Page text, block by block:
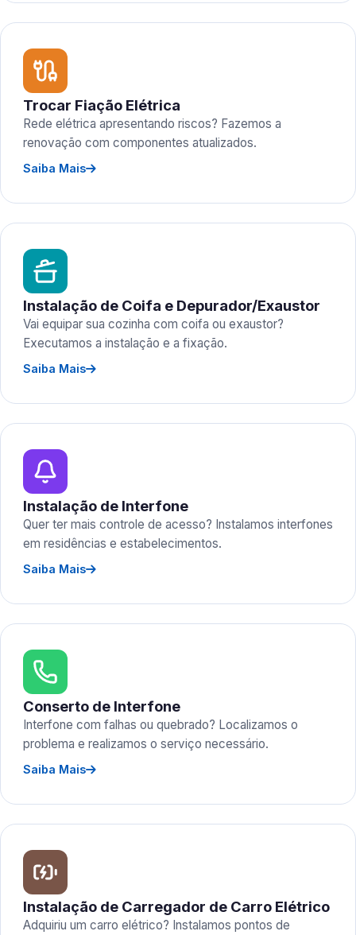
Trocar Fiação Elétrica
Rede elétrica apresentando riscos? Fazemos a
renovação com componentes atualizados.
Saiba Mais
Instalação de Coifa e Depurador/Exaustor
Vai equipar sua cozinha com coifa ou exaustor?
Executamos a instalação e a fixação.
Saiba Mais
Instalação de Interfone
Quer ter mais controle de acesso? Instalamos interfones
em residências e estabelecimentos.
Saiba Mais
Conserto de Interfone
Interfone com falhas ou quebrado? Localizamos o
problema e realizamos o serviço necessário.
Saiba Mais
Instalação de Carregador de Carro Elétrico
Adquiriu um carro elétrico? Instalamos pontos de